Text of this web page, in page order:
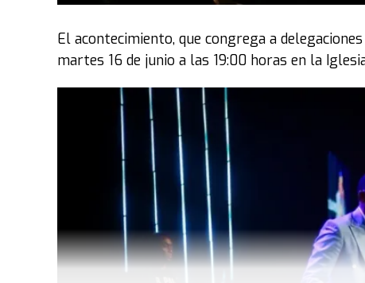
El acontecimiento, que congrega a
martes 16 de junio a las 19:00 horas en la